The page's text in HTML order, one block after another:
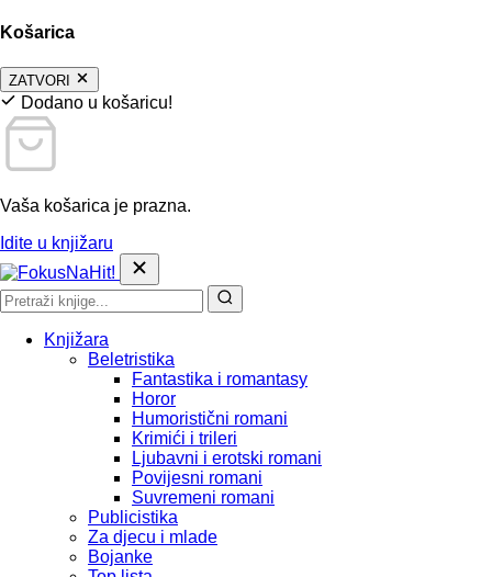
Košarica
ZATVORI
Dodano u košaricu!
Vaša košarica je prazna.
Idite u knjižaru
Knjižara
Beletristika
Fantastika i romantasy
Horor
Humoristični romani
Krimići i trileri
Ljubavni i erotski romani
Povijesni romani
Suvremeni romani
Publicistika
Za djecu i mlade
Bojanke